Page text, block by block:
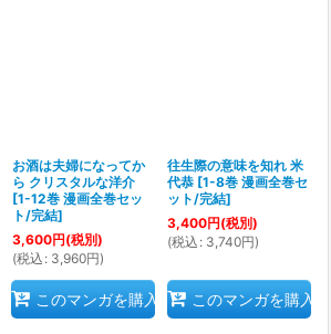
お酒は夫婦になってか
ら クリスタルな洋介
[1-12巻 漫画全巻セッ
ト/完結]
3,600円(税別)
(税込 : 3,960円)
このマンガを購入
往生際の意味を知れ 米
代恭 [1-8巻 漫画全巻セ
ット/完結]
3,400円(税別)
(税込 : 3,740円)
このマンガを購入